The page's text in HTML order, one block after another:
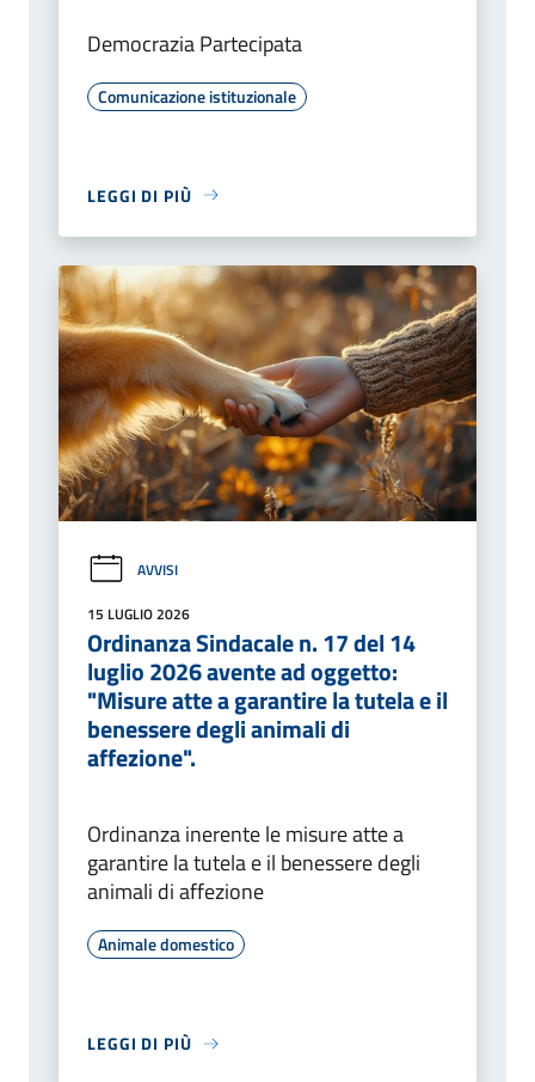
Democrazia Partecipata
Comunicazione istituzionale
LEGGI DI PIÙ
AVVISI
15 LUGLIO 2026
Ordinanza Sindacale n. 17 del 14
luglio 2026 avente ad oggetto:
"Misure atte a garantire la tutela e il
benessere degli animali di
affezione".
Ordinanza inerente le misure atte a
garantire la tutela e il benessere degli
animali di affezione
Animale domestico
LEGGI DI PIÙ